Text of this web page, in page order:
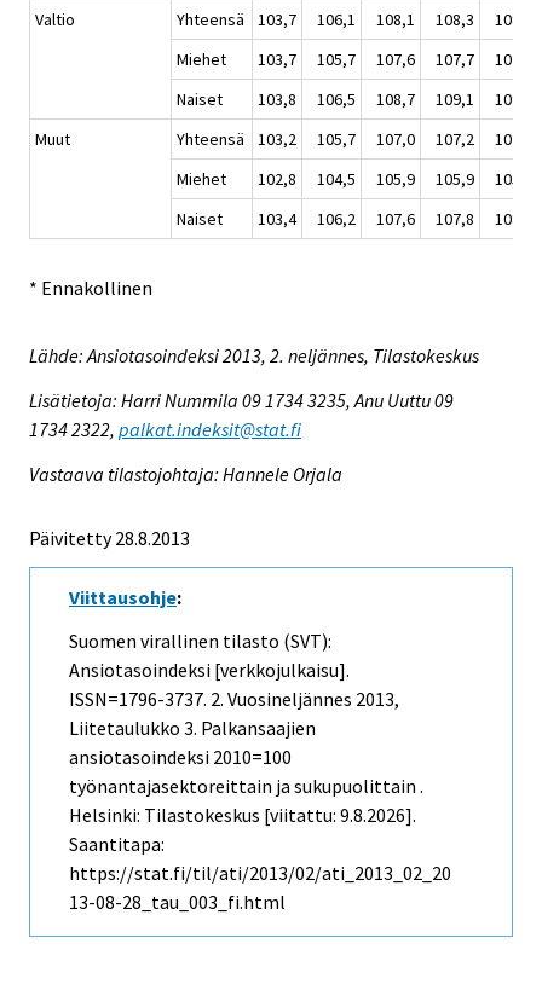
Valtio
Yhteensä 103,7 106,1 108,1 108,3
108,6
Miehet
103,7 105,7 107,6 107,7
107,8
Naiset
103,8 106,5 108,7 109,1
109,5
Muut
Yhteensä 103,2 105,7 107,0 107,2
107,4
Miehet
102,8 104,5 105,9 105,9
105,9
Naiset
103,4 106,2 107,6 107,8 108,2
* Ennakollinen
Lähde: Ansiotasoindeksi 2013, 2. neljännes, Tilastokeskus
Lisätietoja: Harri Nummila 09 1734 3235, Anu Uuttu 09
1734 2322, palkat.indeksit@stat.fi
Vastaava tilastojohtaja: Hannele Orjala
Päivitetty 28.8.2013
Viittausohje:
Suomen virallinen tilasto (SVT):
Ansiotasoindeksi [verkkojulkaisu].
ISSN=1796-3737. 2. Vuosineljännes 2013,
Liitetaulukko 3. Palkansaajien
ansiotasoindeksi 2010=100
työnantajasektoreittain ja sukupuolittain .
Helsinki: Tilastokeskus [viitattu: 9.8.2026].
Saantitapa:
https://stat.fi/til/ati/2013/02/ati_2013_02_20
13-08-28_tau_003_fi.html